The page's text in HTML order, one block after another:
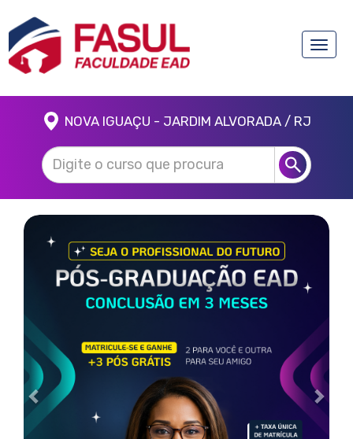
Toggle
NOVA IGUAÇU - JARDIM ALVORADA / RJ